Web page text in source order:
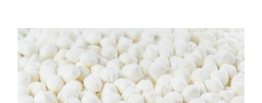
Voir
l'image
agrandie